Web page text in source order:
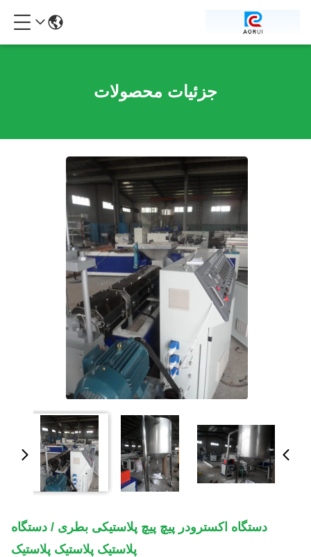
جزئیات محصولات
دستگاه اکسترودر پیچ پیچ پلاستیکی بطری / دستگاه
پلاستیک پلاستیک پلاستیک